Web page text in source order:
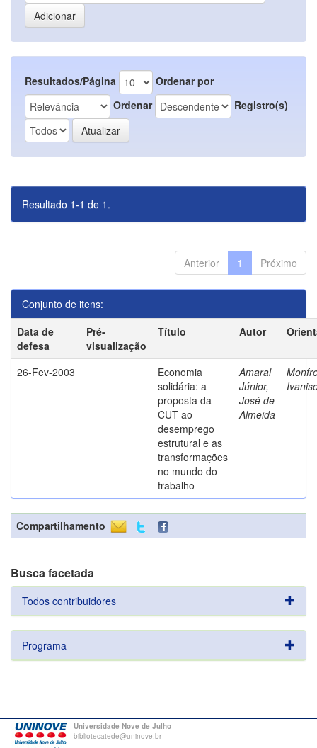
Resultados/Página
Ordenar por
Ordenar
Registro(s)
Resultado 1-1 de 1.
Anterior 1 Próximo
Conjunto de itens:
Data de
defesa
Pré-
visualização
Título Autor
26-Fev-2003
Economia
solidária: a
proposta da
CUT ao
desemprego
estrutural e as
transformações
no mundo do
trabalho
Amaral
Júnior,
José de
Almeida
Compartilhamento
Busca facetada
Todos contribuidores
Programa
Universidade Nove de Julho
bibliotecatede@uninove.br